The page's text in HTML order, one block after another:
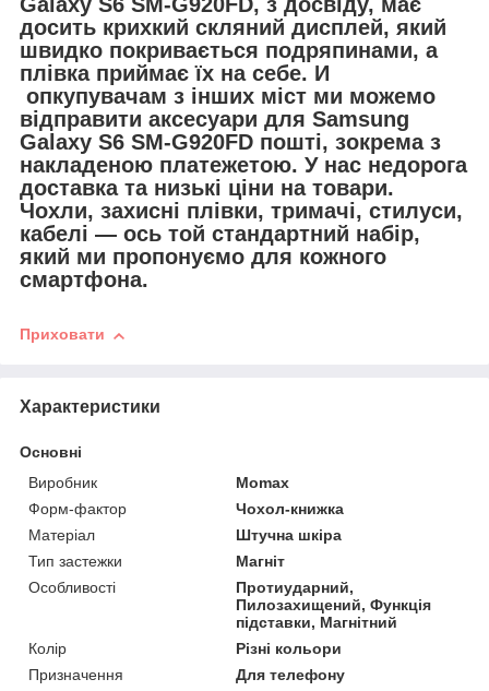
досить крихкий скляний дисплей, який
швидко покривається подряпинами, а
плівка приймає їх на себе. И
опкупувачам з інших міст ми можемо
відправити аксесуари для Samsung
Galaxy S6 SM-G920FD пошті, зокрема з
накладеною платежетою. У нас недорога
доставка та низькі ціни на товари.
Чохли, захисні плівки, тримачі, стилуси,
кабелі — ось той стандартний набір,
який ми пропонуємо для кожного
смартфона.
Приховати
Характеристики
Основні
Виробник
Momax
Форм-фактор
Чохол-книжка
Матеріал
Штучна шкіра
Тип застежки
Магніт
Особливості
Протиударний,
Пилозахищений, Функція
підставки, Магнітний
Колір
Різні кольори
Призначення
Для телефону